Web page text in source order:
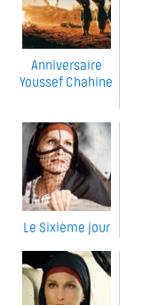
Anniversaire
Youssef Chahine
Le Sixième jour